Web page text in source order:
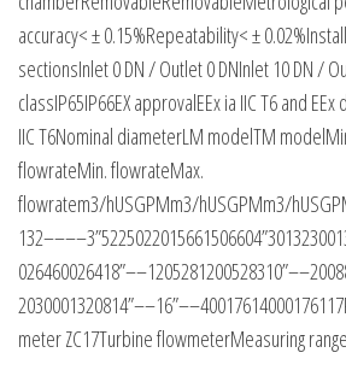
accuracy< ± 0.15%Repeatability< ± 0.02%
sectionsInlet 0 DN / Outlet 0 DNInlet 10 DN /
classIP65IP66EX approvalEEx ia IIC T6 and EEx
IIC T6Nominal diameterLM modelTM model
flowrateMin. flowrateMax.
flowratem3/hUSGPMm3/hUSGPMm3/h
132––––3”5225022015661506604”30132300
026460026418”––1205281200528310”––200
2030001320814”––16”––40017614000176117
meter ZC17Turbine flowmeterMeasuring range